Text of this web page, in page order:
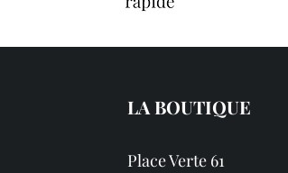
LA BOUTIQUE
Place Verte 61